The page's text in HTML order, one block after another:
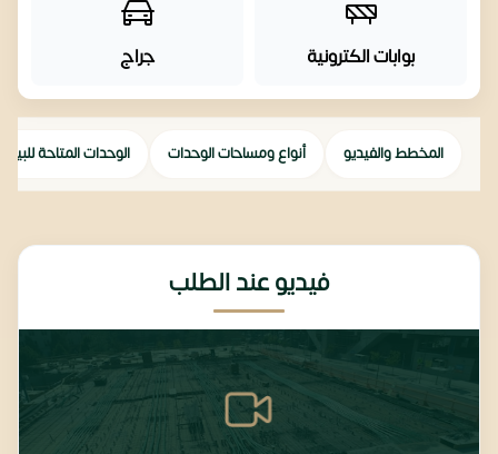
بوابات الكترونية جراج
المخطط والفيديو أنواع ومساحات الوحدات الوحدات المتاحة للبيع
فيديو عند الطلب